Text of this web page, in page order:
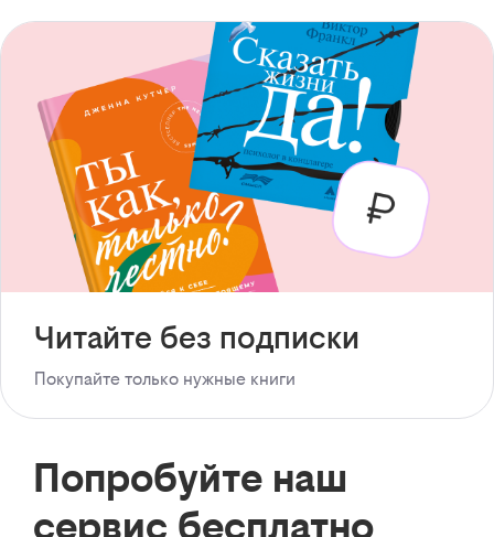
Читайте без подписки
Покупайте только нужные книги
Попробуйте наш
сервис бесплатно